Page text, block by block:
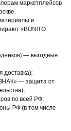
маркетплейсов
и
«BONITO
— выгодные
доставка);
— защита от
по всей РФ;
РФ (в том числе